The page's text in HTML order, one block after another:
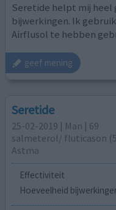
Seretide helpt mij heel
bijwerkingen. Ik
Airflusol te hebben
geef mening
Seretide
25-02-2019 | Man | 69
salmeterol/ fluticason
Astma
Effectiviteit
Hoeveelheid